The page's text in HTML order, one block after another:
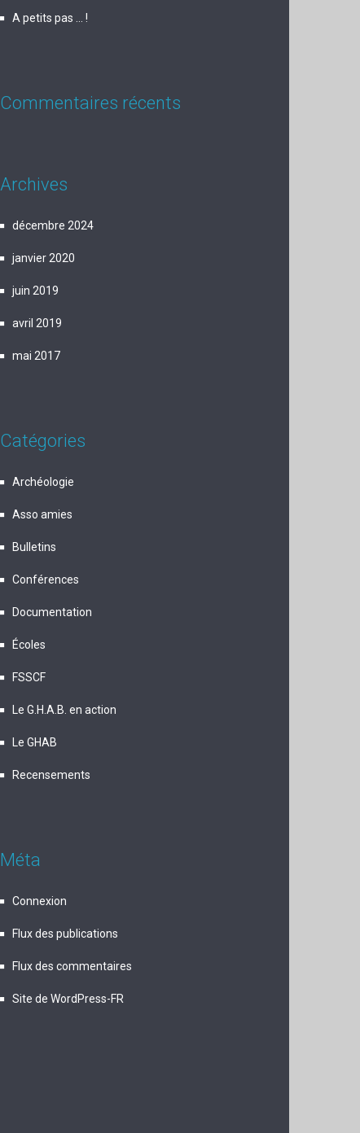
A petits pas … !
Commentaires récents
Archives
décembre 2024
janvier 2020
juin 2019
avril 2019
mai 2017
Catégories
Archéologie
Asso amies
Bulletins
Conférences
Documentation
Écoles
FSSCF
Le G.H.A.B. en action
Le GHAB
Recensements
Méta
Connexion
Flux des publications
Flux des commentaires
Site de WordPress-FR